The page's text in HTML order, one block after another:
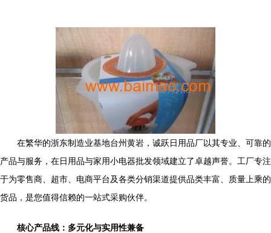
在繁华的浙东制造业基地台州黄岩，诚跃日用品厂以其专业、可靠的
产品与服务，在日用品与家用小电器批发领域建立了卓越声誉。工厂专注
于为零售商、超市、电商平台及各类分销渠道提供品类丰富、质量上乘的
货品，是您值得信赖的一站式采购伙伴。
核心产品线：多元化与实用性兼备